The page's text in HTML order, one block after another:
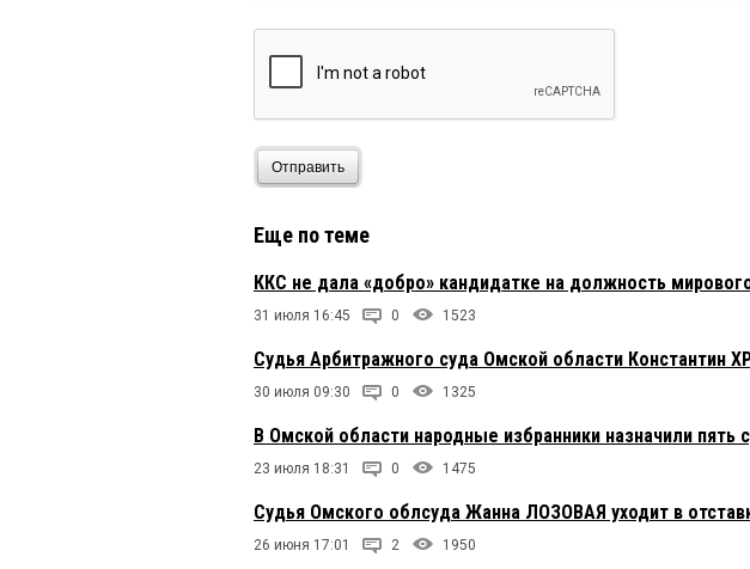
Отправить
Еще по теме
ККС не дала «добро» кандидатке на должность
31 июля 16:45 0 1523
Судья Арбитражного суда Омской области Константин
30 июля 09:30 0 1325
В Омской области народные избранники назначили
23 июля 18:31 0 1475
Судья Омского облсуда Жанна ЛОЗОВАЯ уходит в
26 июня 17:01 2 1950